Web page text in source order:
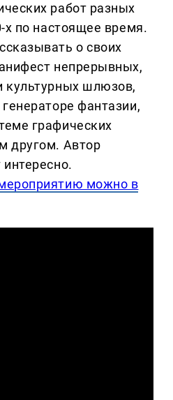
работ разных
х по настоящее время.
о своих
непрерывных,
культурных шлюзов,
фантазии,
графических
другом. Автор
можно в